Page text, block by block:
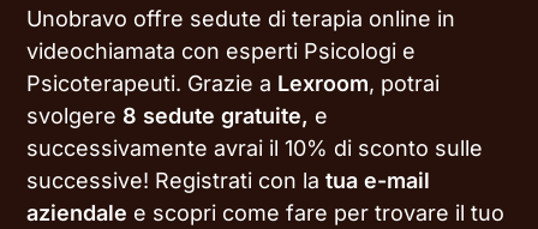
Unobravo offre sedute di terapia online in
videochiamata con esperti Psicologi e
Psicoterapeuti. Grazie a Lexroom, potrai
svolgere 8 sedute gratuite, e
successivamente avrai il 10% di sconto sulle
successive! Registrati con latua e-mail
aziendale e scopri come fare per trovare il tuo